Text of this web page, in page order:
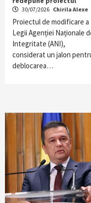
30/07/2026 Chirila Alexe
Proiectul de modificare a
Legii Agenției Naționale
Integritate (ANI),
considerat un jalon
deblocarea…